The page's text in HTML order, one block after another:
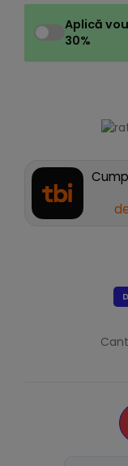
Aplică
30%